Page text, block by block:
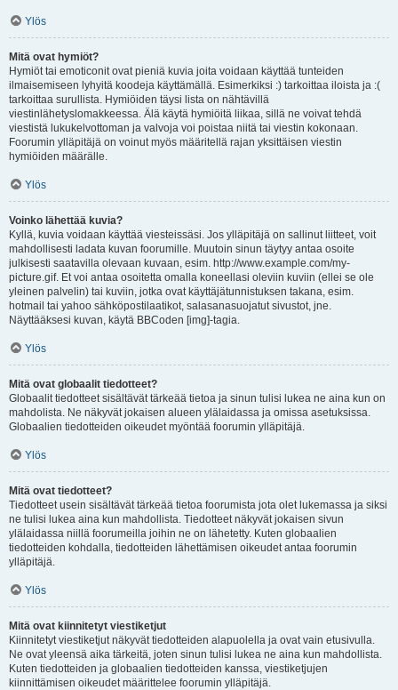
Ylös
Mitä ovat hymiöt?
Hymiöt tai emoticonit ovat pieniä kuvia joita voidaan käyttää tunteiden
ilmaisemiseen lyhyitä koodeja käyttämällä. Esimerkiksi :) tarkoittaa iloista ja :(
tarkoittaa surullista. Hymiöiden täysi lista on nähtävillä
viestinlähetyslomakkeessa. Älä käytä hymiöitä liikaa, sillä ne voivat tehdä
viestistä lukukelvottoman ja valvoja voi poistaa niitä tai viestin kokonaan.
Foorumin ylläpitäjä on voinut myös määritellä rajan yksittäisen viestin
hymiöiden määrälle.
Ylös
Voinko lähettää kuvia?
Kyllä, kuvia voidaan käyttää viesteissäsi. Jos ylläpitäjä on sallinut liitteet, voit
mahdollisesti ladata kuvan foorumille. Muutoin sinun täytyy antaa osoite
julkisesti saatavilla olevaan kuvaan, esim. http://www.example.com/my-
picture.gif. Et voi antaa osoitetta omalla koneellasi oleviin kuviin (ellei se ole
yleinen palvelin) tai kuviin, jotka ovat käyttäjätunnistuksen takana, esim.
hotmail tai yahoo sähköpostilaatikot, salasanasuojatut sivustot, jne.
Näyttääksesi kuvan, käytä BBCoden [img]-tagia.
Ylös
Mitä ovat globaalit tiedotteet?
Globaalit tiedotteet sisältävät tärkeää tietoa ja sinun tulisi lukea ne aina kun on
mahdolista. Ne näkyvät jokaisen alueen ylälaidassa ja omissa asetuksissa.
Globaalien tiedotteiden oikeudet myöntää foorumin ylläpitäjä.
Ylös
Mitä ovat tiedotteet?
Tiedotteet usein sisältävät tärkeää tietoa foorumista jota olet lukemassa ja siksi
ne tulisi lukea aina kun mahdollista. Tiedotteet näkyvät jokaisen sivun
ylälaidassa niillä foorumeilla joihin ne on lähetetty. Kuten globaalien
tiedotteiden kohdalla, tiedotteiden lähettämisen oikeudet antaa foorumin
ylläpitäjä.
Ylös
Mitä ovat kiinnitetyt viestiketjut
Kiinnitetyt viestiketjut näkyvät tiedotteiden alapuolella ja ovat vain etusivulla.
Ne ovat yleensä aika tärkeitä, joten sinun tulisi lukea ne aina kun mahdollista.
Kuten tiedotteiden ja globaalien tiedotteiden kanssa, viestiketjujen
kiinnittämisen oikeudet määrittelee foorumin ylläpitäjä.